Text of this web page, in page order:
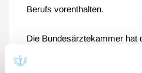
Berufs vorenthalten.
Die Bundesärztekammer hat
Beginn des Jahres 2023 die
Verbänden und